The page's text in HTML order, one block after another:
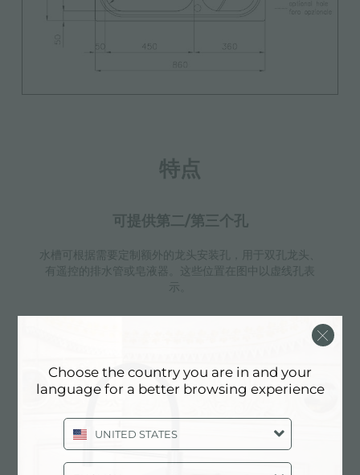
特点
可提供第二/第三个孔
水槽可根据需要定制额外的龙头安装孔，用于双孔龙头、
有遥控的排水管或皂液器。这些位置在图中以虚线孔表
示。
Foster®水槽均配备了3.5”下水器，有可防止固体
使用Foster®碎渣机，可与所有型号兼容。
Choose the country you are in and your
language for a better browsing experience
UNITED STATES